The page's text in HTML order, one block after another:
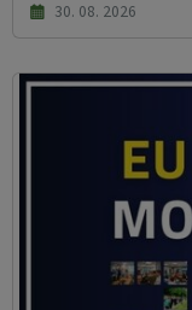
30. 08. 2026